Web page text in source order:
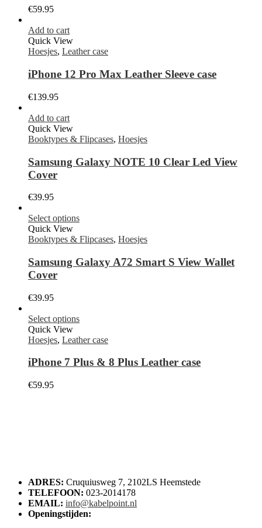
€59.95
Add to cart
Quick View
Hoesjes, Leather case
iPhone 12 Pro Max Leather Sleeve case
€139.95
Add to cart
Quick View
Booktypes & Flipcases, Hoesjes
Samsung Galaxy NOTE 10 Clear Led View
Cover
€39.95
Select options
Quick View
Booktypes & Flipcases, Hoesjes
Samsung Galaxy A72 Smart S View Wallet
Cover
€39.95
Select options
Quick View
Hoesjes, Leather case
iPhone 7 Plus & 8 Plus Leather case
€59.95
ADRES: Cruquiusweg 7, 2102LS Heemstede
TELEFOON: 023-2014178
EMAIL: info@kabelpoint.nl
Openingstijden: